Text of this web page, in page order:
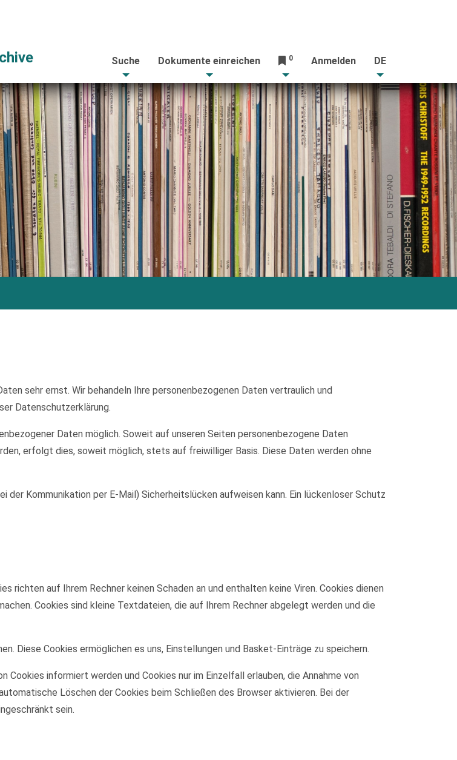
Suche Dokumente einreichen 0 Anmelden DE
sehr ernst. Wir behandeln Ihre personenbezogenen Daten vertraulich und
Datenschutzerklärung.
Daten möglich. Soweit auf unseren Seiten personenbezogene Daten
erfolgt dies, soweit möglich, stets auf freiwilliger Basis. Diese Daten werden ohne
der Kommunikation per E-Mail) Sicherheitslücken aufweisen kann. Ein lückenloser Schutz
richten auf Ihrem Rechner keinen Schaden an und enthalten keine Viren. Cookies dienen
Cookies sind kleine Textdateien, die auf Ihrem Rechner abgelegt werden und die
Diese Cookies ermöglichen es uns, Einstellungen und Basket-Einträge zu speichern.
informiert werden und Cookies nur im Einzelfall erlauben, die Annahme von
Löschen der Cookies beim Schließen des Browser aktivieren. Bei der
sein.